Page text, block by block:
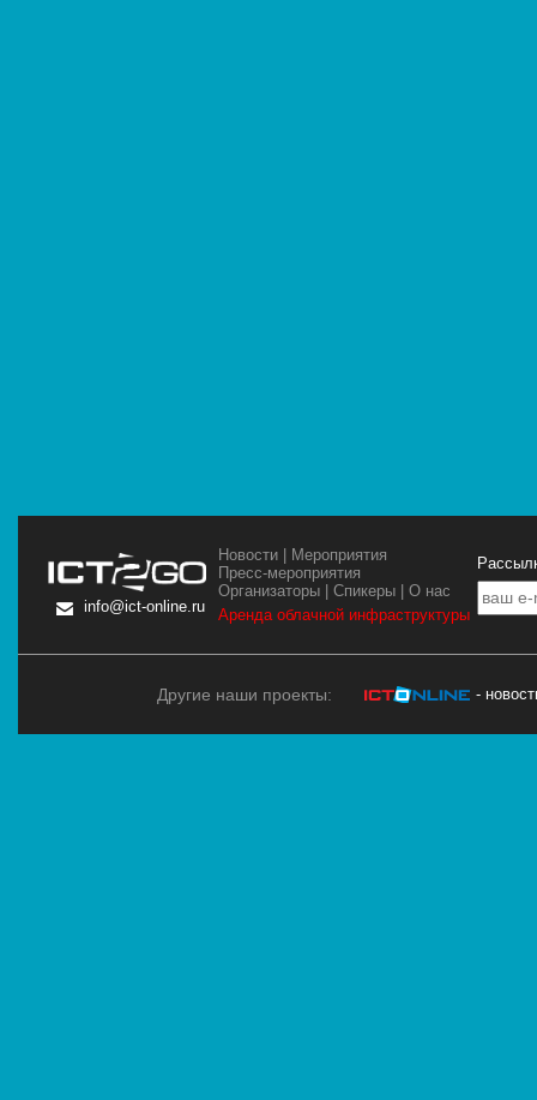
info@ict-online.ru
Новости | Мероприятия
Пресс-мероприятия
Организаторы |Спикеры |О нас
Аренда облачной инфраструктуры
Другие наши проекты: -